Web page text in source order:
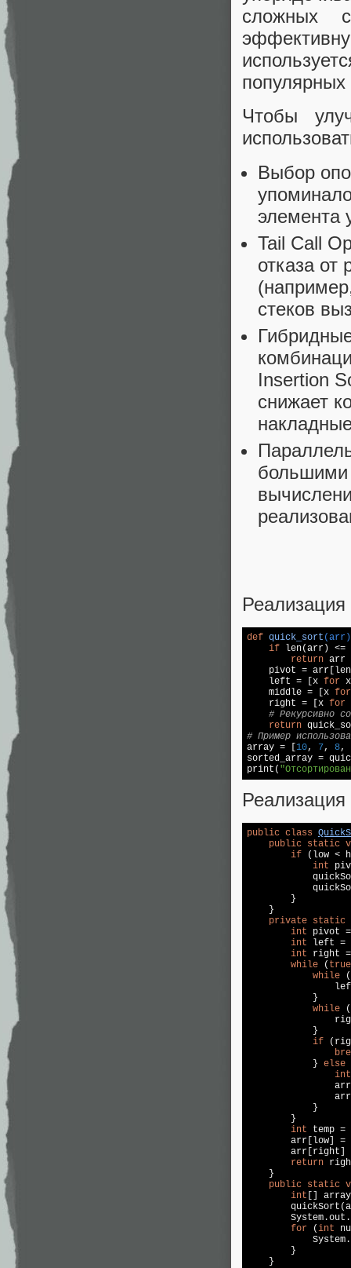
сложных
Чтобы
Выбор
элемента
Tail Call
отказа от
стеков
Insertion
снижает
большими
def quick_sort (arr)
if len(arr) <=
return
pivot =
    left = [x
for
    middle = [x
for
    right = [x
for
# Рекурсивно
return
# Пример
array = [10, 7, 8,
sorted_array =
print(
public class
public static
if (low <
int
        }
    }
private static
int pivot
int left =
int right
while ( true
while
            }
while
            }
if
            }
else
int
            }
        }
int temp
arr[low] =
arr[right]
return
    }
public static
int []
for (int
        }
    }